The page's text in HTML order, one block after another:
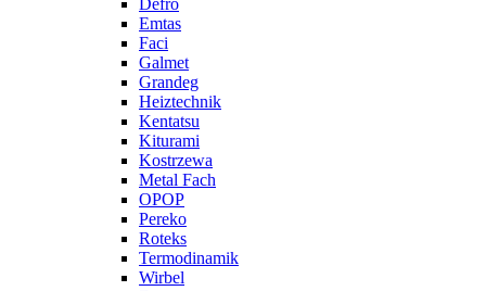
Defro
Emtas
Faci
Galmet
Grandeg
Heiztechnik
Kentatsu
Kiturami
Kostrzewa
Metal Fach
OPOP
Pereko
Roteks
Termodinamik
Wirbel